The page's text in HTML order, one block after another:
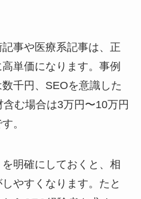
事や医療系記事は、正
単価になります。事例
千円、SEOを意識した
む場合は3万円〜10万円
。
明確にしておくと、相
やすくなります。たと